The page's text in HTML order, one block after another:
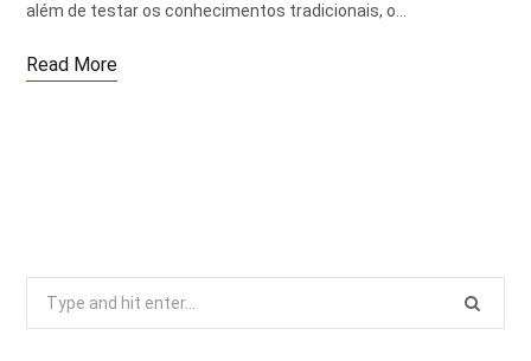
além de testar os conhecimentos tradicionais, o…
Read More
Search